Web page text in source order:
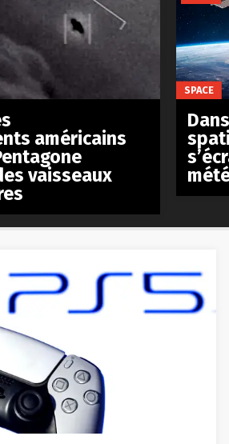
américains
vaisseaux
SPACE